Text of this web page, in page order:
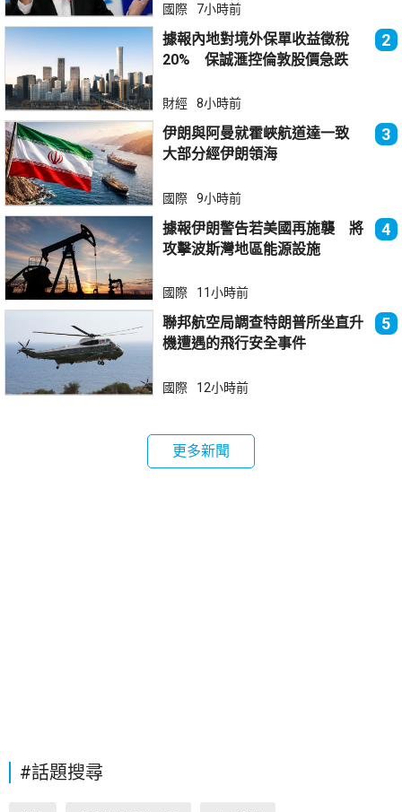
國際 7小時前
據報內地對境外保單收益徵稅
20% 保誠滙控倫敦股價急跌
2
財經 8小時前
伊朗與阿曼就霍峽航道達一致
大部分經伊朗領海
3
國際 9小時前
據報伊朗警告若美國再施襲 將
攻擊波斯灣地區能源設施
4
國際 11小時前
聯邦航空局調查特朗普所坐直升
機遭遇的飛行安全事件
5
國際 12小時前
更多新聞
#話題搜尋